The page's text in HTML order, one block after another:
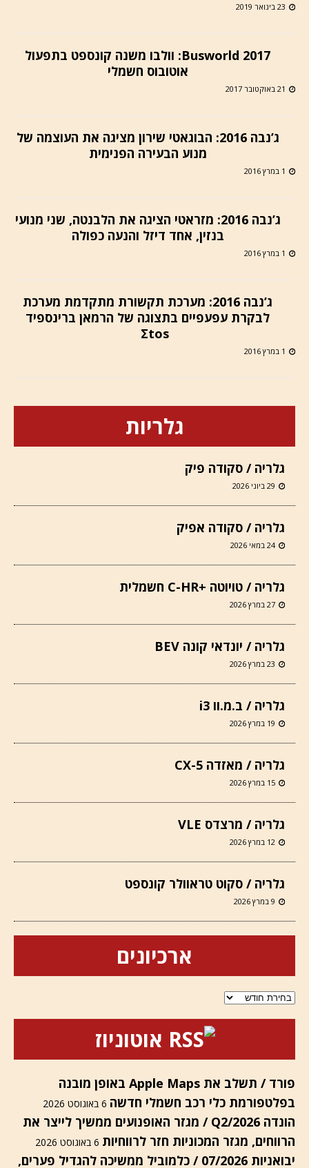
23 בינואר 2019
Busworld 2017: וולבו משנה קונספט בתפעול
אוטובוס חשמלי
21 באוקטובר 2017
ג’נבה 2016: הבוגאטי שירון מציגה את העוצמה של
מנוע הבעירה הפנימית
1 במרץ 2016
ג’נבה 2016: מזראטי הציגה את הלבנטה, שני מנועי
בנזין, אחד דיזל והנעה כפולה
1 במרץ 2016
ג’נבה 2016: מערכת תקשורת מתקדמת מערכת
לבקרת עפעפיים בתצוגה של הרמאן ברינספיד
Σtos
1 במרץ 2016
גלריות
גלריה / סקודה פיק
29 ביוני 2026
גלריה / סקודה אפיק
24 במאי 2026
גלריה / טויוטה +C-HR חשמלית
27 במרץ 2026
גלריה / יונדאי קונה BEV
23 במרץ 2026
גלריה / ב.מ.וו i3
19 במרץ 2026
גלריה / מאזדה CX-5
15 במרץ 2026
גלריה / מרצדס VLE
12 במרץ 2026
גלריה / סקוט טראוולר קונספט
9 במרץ 2026
ארכיונים
ארכיונים
אוטוניוז
פורד / תשלב את Apple Maps באופן מובנה
בפלטפורמת כלי רכב חשמלי חדשה 6 באוגוסט 2026
הונדה Q2/2026 / מגזר האופנועים ממשיך לייצר את
הרווחים, מגזר המכוניות חזר לרווחיות 6 באוגוסט 2026
יבואניות 07/2026 / כלמוביל ממשיכה להגדיל פערים,